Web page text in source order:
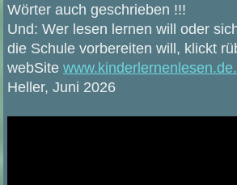
Wörter auch geschrieben !!!
Und: Wer lesen lernen will oder
die Schule vorbereiten will, klickt
webSite www.kinderlernenlesen.de.
Heller, Juni 2026